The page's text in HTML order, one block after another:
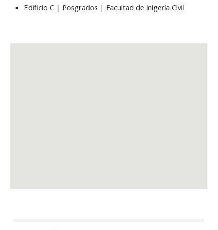
Edificio C | Posgrados | Facultad de Inigería Civil